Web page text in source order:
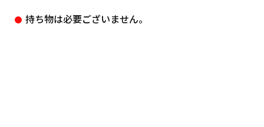
持ち物は必要ございません。